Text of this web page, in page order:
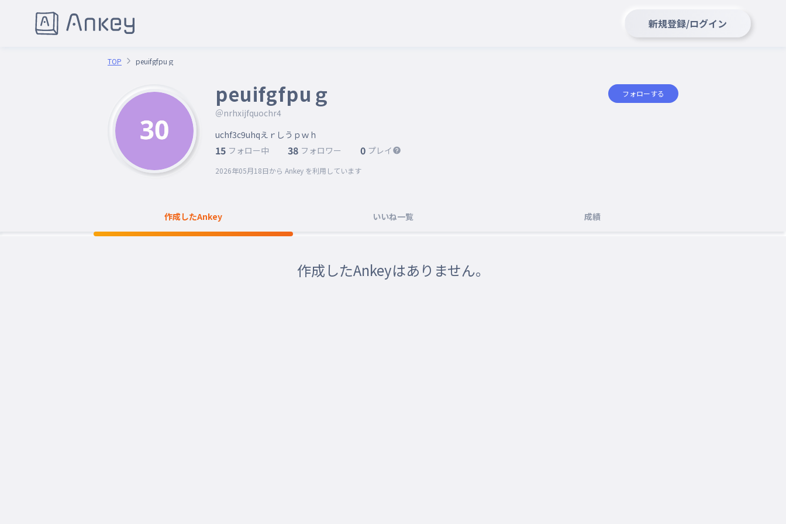
新規登録/ログイン
TOP peuifgfpuｇ
peuifgfpuｇ
＠nrhxijfquochr4
フォローする
uchf3c9uhqえｒしうｐｗｈ
15 フォロー中 38 フォロワー 0 プレイ
2026年05月18日から Ankey を利用しています
作成したAnkey いいね一覧 成績
作成したAnkeyはありません。